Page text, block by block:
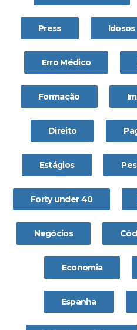
Press Idosos
Erro Médico
Formação
Direito
Estágios
Forty under 40
Negócios
Economia
Espanha